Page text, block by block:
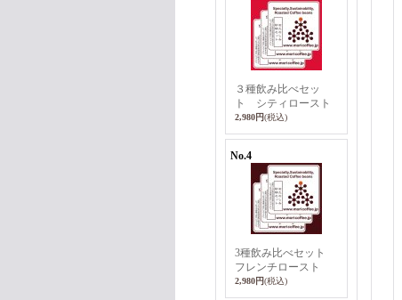
３種飲み比べセッ
ト シティロースト
2,980円(税込)
No.4
3種飲み比べセット
フレンチロースト
2,980円(税込)